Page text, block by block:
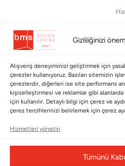
Gizliliğinizi
Alışveriş deneyiminizi geliştirmek için
çerezler kullanıyoruz. Bazıları sitemizin
çerezlerdir, diğerleri ise site performans
kişiselleştirmesi ve reklamlar gibi
için kullanılır. Detaylı bilgi için çerez ve
çerez tercihlerinizi belirlemek için çerez
Hizmetleri yönetin
Tümünü
BÜLTENİMİZE
Bültenimize Abone Olun
Bizi Takip